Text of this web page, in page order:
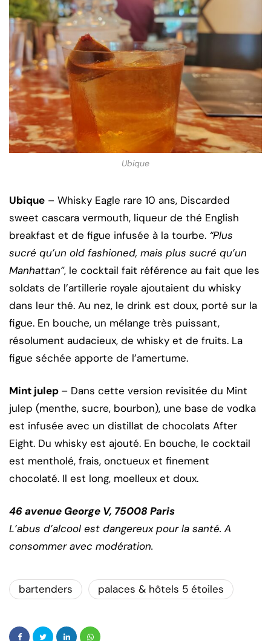
Ubique
Ubique – Whisky Eagle rare 10 ans, Discarded
sweet cascara vermouth, liqueur de thé English
breakfast et de figue infusée à la tourbe. “Plus
sucré qu’un old fashioned, mais plus sucré qu’un
Manhattan”, le cocktail fait référence au fait que les
soldats de l’artillerie royale ajoutaient du whisky
dans leur thé. Au nez, le drink est doux, porté sur la
figue. En bouche, un mélange très puissant,
résolument audacieux, de whisky et de fruits. La
figue séchée apporte de l’amertume.
Mint julep – Dans cette version revisitée du Mint
julep (menthe, sucre, bourbon), une base de vodka
est infusée avec un distillat de chocolats After
Eight. Du whisky est ajouté. En bouche, le cocktail
est mentholé, frais, onctueux et finement
chocolaté. Il est long, moelleux et doux.
46 avenue George V, 75008 Paris
L’abus d’alcool est dangereux pour la santé. A
consommer avec modération.
bartenders palaces & hôtels 5 étoiles